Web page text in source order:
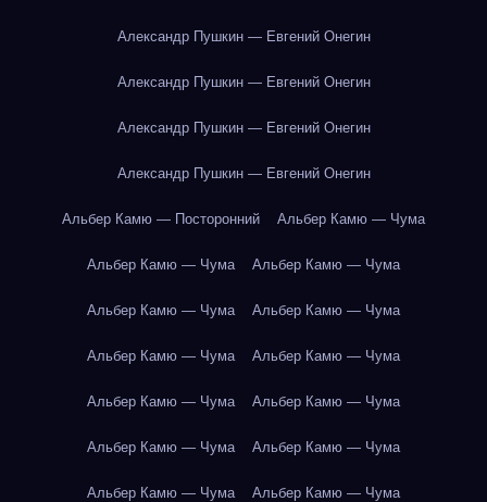
Александр Пушкин — Евгений Онегин
Александр Пушкин — Евгений Онегин
Александр Пушкин — Евгений Онегин
Александр Пушкин — Евгений Онегин
Альбер Камю — Посторонний Альбер Камю — Чума
Альбер Камю — Чума Альбер Камю — Чума
Альбер Камю — Чума Альбер Камю — Чума
Альбер Камю — Чума Альбер Камю — Чума
Альбер Камю — Чума Альбер Камю — Чума
Альбер Камю — Чума Альбер Камю — Чума
Альбер Камю — Чума Альбер Камю — Чума